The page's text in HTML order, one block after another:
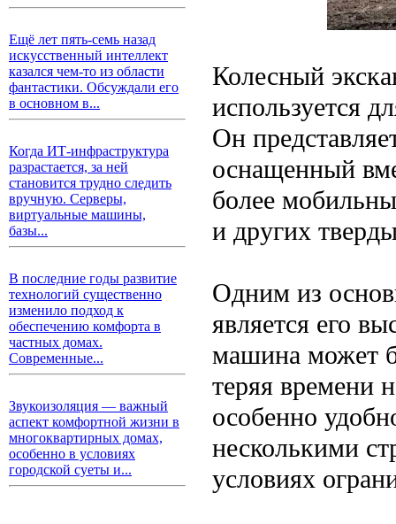
Ещё лет пять-семь назад
искусственный интеллект
казался чем-то из области
фантастики. Обсуждали его
в основном в...
Когда ИТ-инфраструктура
разрастается, за ней
становится трудно следить
вручную. Серверы,
виртуальные машины,
базы...
В последние годы развитие
технологий существенно
изменило подход к
обеспечению комфорта в
частных домах.
Современные...
Звукоизоляция — важный
аспект комфортной жизни в
многоквартирных домах,
особенно в условиях
городской суеты и...
Колесный
используется
Он
оснащенный
более
и других
Одним из
является его
машина может
теряя времени
особенно
несколькими
условиях